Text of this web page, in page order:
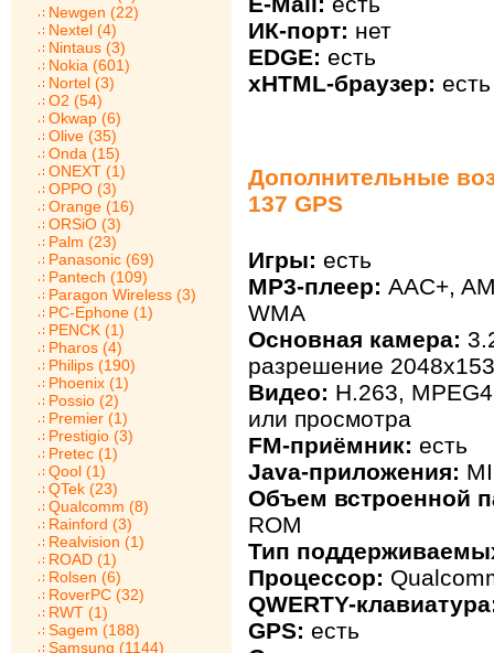
Newgen (22)
Nextel (4)
Nintaus (3)
Nokia (601)
Nortel (3)
O2 (54)
Okwap (6)
Olive (35)
Onda (15)
ONEXT (1)
OPPO (3)
Orange (16)
ORSiO (3)
Palm (23)
Panasonic (69)
Pantech (109)
Paragon Wireless (3)
PC-Ephone (1)
PENCK (1)
Pharos (4)
Philips (190)
Phoenix (1)
Possio (2)
Premier (1)
Prestigio (3)
Pretec (1)
Qool (1)
QTek (23)
Qualcomm (8)
Rainford (3)
Realvision (1)
ROAD (1)
Rolsen (6)
RoverPC (32)
RWT (1)
Sagem (188)
Samsung (1144)
ИК-порт: нет
EDGE: есть
xHTML-браузер: есть
Дополнительные
137 GPS
Игры: есть
MP3-плеер: AAC+,
WMA
Основная камера:
разрешение
Видео: H.263,
или просмотра
FM-приёмник: есть
Java-приложения:
Объем встроенной
ROM
Тип
Процессор:
QWERTY-
GPS: есть